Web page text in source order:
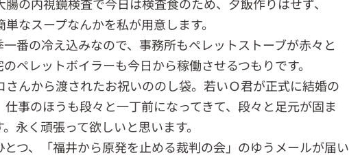
なスープなんかを私が用意します。
番の冷え込みなので、事務所もペレットストーブが赤々と
ペレットボイラーも今日から稼働させるつもりです。
さんから渡されたお祝いののし袋。若いＯ君が正式に結婚の
事のほうも段々と一丁前になってきて、段々と足元が固ま
永く頑張って欲しいと思います。
つ、「福井から原発を止める裁判の会」のゆうメールが届い